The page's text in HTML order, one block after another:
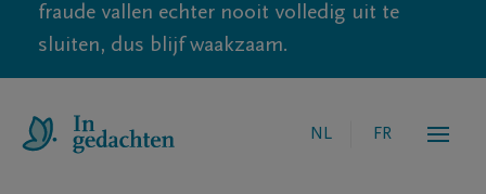
fraude vallen echter nooit volledig uit te
sluiten, dus blijf waakzaam.
NL FR